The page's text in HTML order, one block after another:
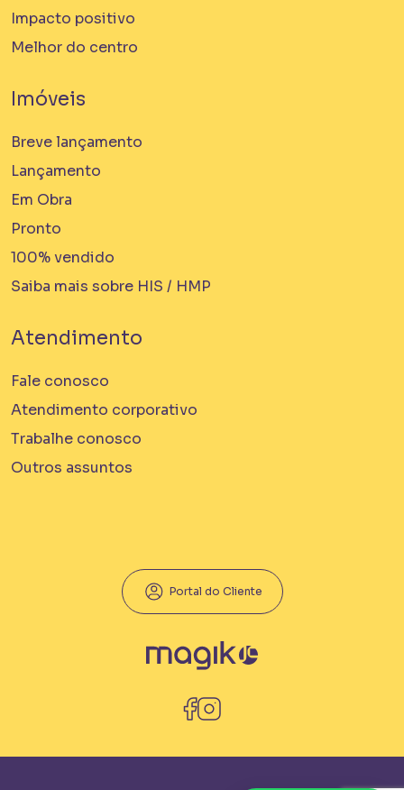
Impacto positivo
Melhor do centro
Imóveis
Breve lançamento
Lançamento
Em Obra
Pronto
100% vendido
Saiba mais sobre HIS / HMP
Atendimento
Fale conosco
Atendimento corporativo
Trabalhe conosco
Outros assuntos
Portal do Cliente